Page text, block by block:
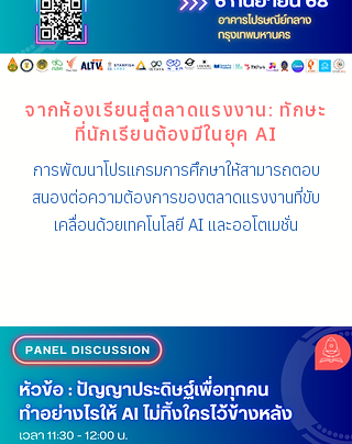
จากห้องเรียนสู่ตลาดแรงงาน: ทักษะ
ที่นักเรียนต้องมีในยุค AI
การพัฒนาโปรแกรมการศึกษาให้สามารถตอบ
สนองต่อความต้องการของตลาดแรงงานที่ขับ
เคลื่อนด้วยเทคโนโลยี AI และออโตเมชั่น